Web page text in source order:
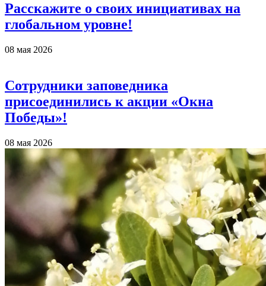
Расскажите о своих инициативах на
глобальном уровне!
08 мая 2026
Сотрудники заповедника
присоединились к акции «Окна
Победы»!
08 мая 2026